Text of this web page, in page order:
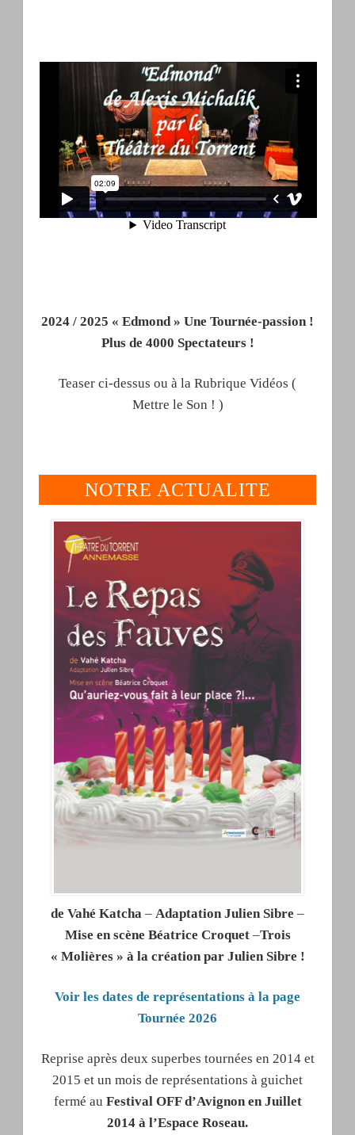
2024 / 2025 « Edmond » Une Tournée-passion !
Plus de 4000 Spectateurs !
Teaser ci-dessus ou à la Rubrique Vidéos (
Mettre le Son ! )
NOTRE ACTUALITE
de Vahé Katcha – Adaptation Julien Sibre –
Mise en scène Béatrice Croquet–Trois
« Molières » à la création par Julien Sibre !
Voir les dates de représentations à la page
Tournée 2026
Reprise après deux superbes tournées en 2014 et
2015 et un mois de représentations à guichet
fermé au Festival OFF d’Avignon en Juillet
2014 à l’Espace Roseau.